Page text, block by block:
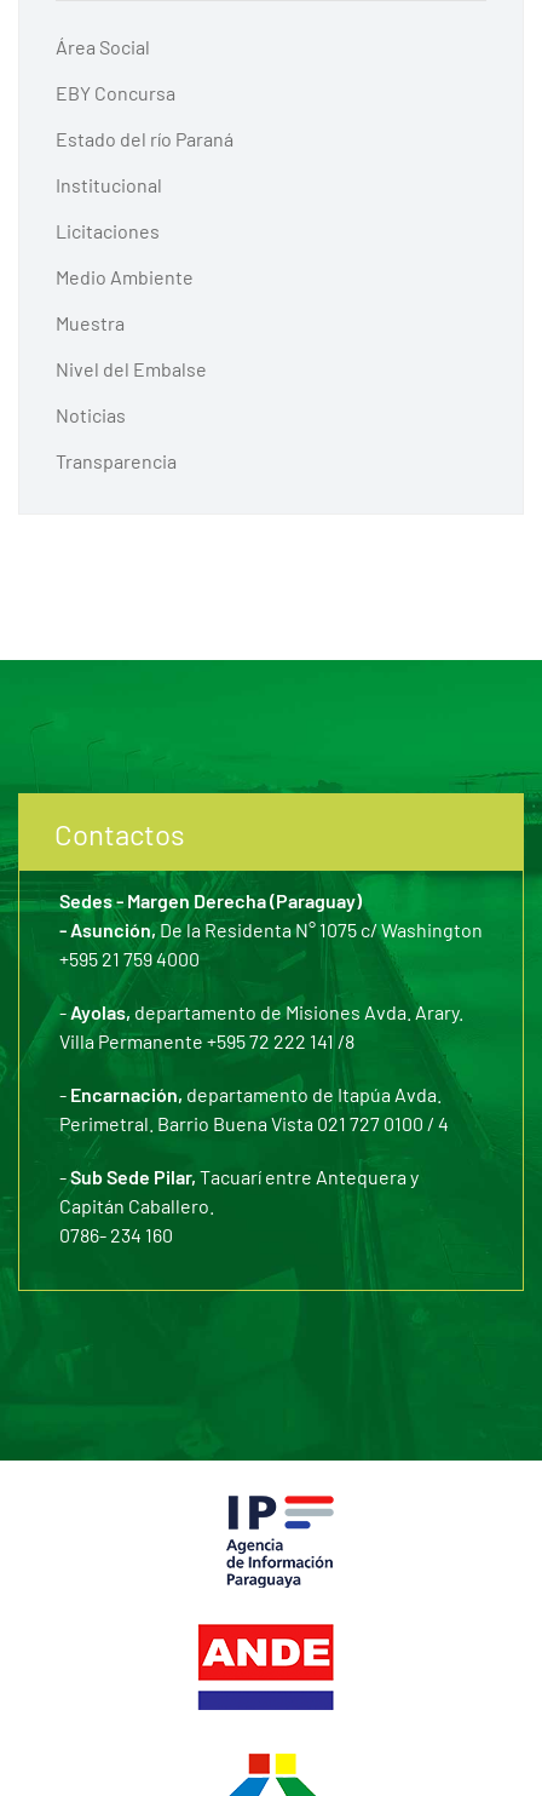
Área Social
EBY Concursa
Estado del río Paraná
Institucional
Licitaciones
Medio Ambiente
Muestra
Nivel del Embalse
Noticias
Transparencia
Contactos
Sedes - Margen Derecha (Paraguay)
- Asunción,De la Residenta N° 1075 c/ Washington
+595 21 759 4000
-Ayolas, departamento de Misiones Avda. Arary.
Villa Permanente +595 72 222 141 /8
- Encarnación, departamento de Itapúa Avda.
Perimetral. Barrio Buena Vista 021 727 0100 / 4
-Sub Sede Pilar, Tacuarí entre Antequera y
Capitán Caballero.
0786- 234 160